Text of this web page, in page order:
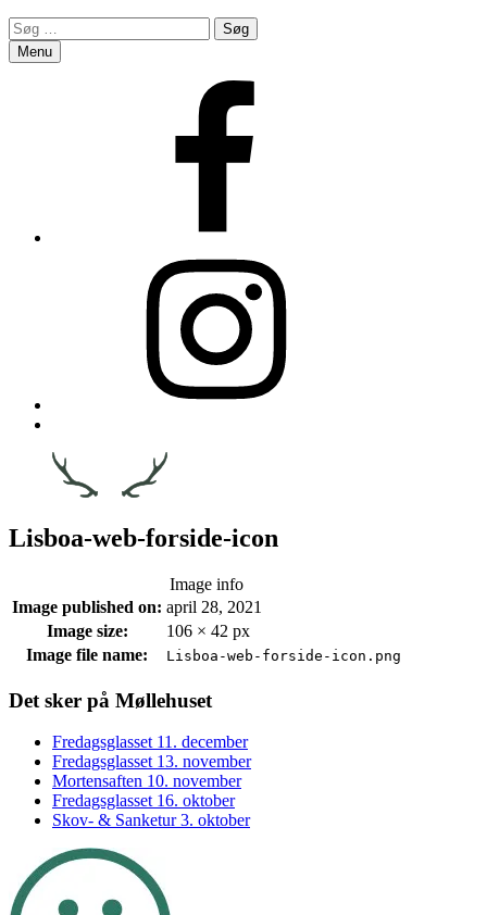
Search
Søg
efter:
Menu
top
Lisboa-web-forside-icon
Image info
Image published on: april 28, 2021
Image size:
106 × 42 px
Image file name:
Lisboa-web-forside-icon.png
Footer
sidebar
Det sker på Møllehuset
Fredagsglasset 11. december
Fredagsglasset 13. november
Mortensaften 10. november
Fredagsglasset 16. oktober
Skov- & Sanketur 3. oktober